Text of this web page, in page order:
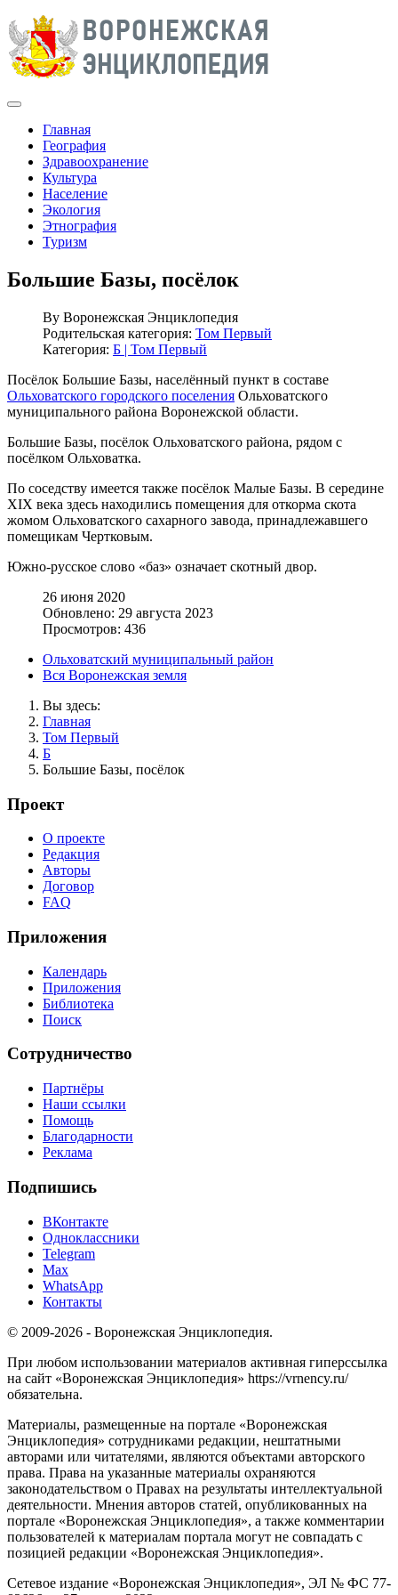
Главная
География
Здравоохранение
Культура
Население
Экология
Этнография
Туризм
Большие Базы, посёлок
By Воронежская Энциклопедия
Родительская категория: Том Первый
Категория: Б | Том Первый
Посёлок Большие Базы, населённый пункт в составе
Ольховатского городского поселения Ольховатского
муниципального района Воронежской области.
Большие Базы, посёлок Ольховатского района, рядом с
посёлком Ольховатка.
По соседству имеется также посёлок Малые Базы. В середине
XIX века здесь находились помещения для откорма скота
жомом Ольховатского сахарного завода, принадлежавшего
помещикам Чертковым.
Южно-русское слово «баз» означает скотный двор.
26 июня 2020
Обновлено: 29 августа 2023
Просмотров: 436
Ольховатский муниципальный район
Вся Воронежская земля
Вы здесь:
Главная
Том Первый
Б
Большие Базы, посёлок
Проект
О проекте
Редакция
Авторы
Договор
FAQ
Приложения
Календарь
Приложения
Библиотека
Поиск
Сотрудничество
Партнёры
Наши ссылки
Помощь
Благодарности
Реклама
Подпишись
ВКонтакте
Одноклассники
Telegram
Max
WhatsApp
Контакты
© 2009-2026 - Воронежская Энциклопедия.
При любом использовании материалов активная гиперссылка
на сайт «Воронежская Энциклопедия» https://vrnency.ru/
обязательна.
Материалы, размещенные на портале «Воронежская
Энциклопедия» сотрудниками редакции, нештатными
авторами или читателями, являются объектами авторского
права. Права на указанные материалы охраняются
законодательством о Правах на результаты интеллектуальной
деятельности. Мнения авторов статей, опубликованных на
портале «Воронежская Энциклопедия», а также комментарии
пользователей к материалам портала могут не совпадать с
позицией редакции «Воронежская Энциклопедия».
Сетевое издание «Воронежская Энциклопедия», ЭЛ № ФС 77-